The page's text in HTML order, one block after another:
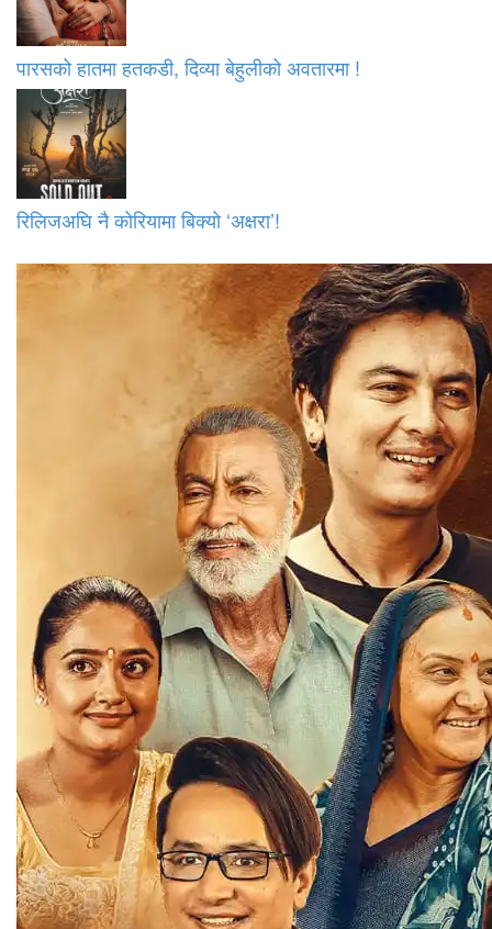
पारसको हातमा हतकडी, दिव्या बेहुलीको अवतारमा !
रिलिजअघि नै कोरियामा बिक्यो ‘अक्षरा’!